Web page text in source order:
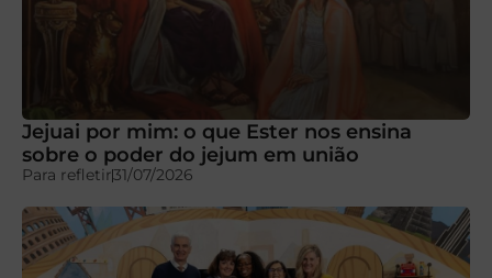
Jejuai por mim: o que Ester nos ensina
sobre o poder do jejum em união
Para refletir31/07/2026